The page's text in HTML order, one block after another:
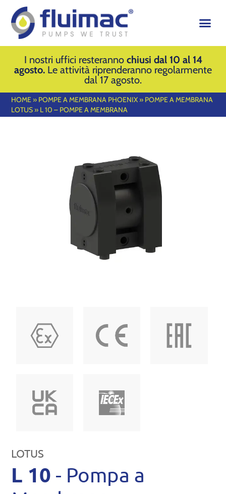
I nostri uffici resteranno chiusi dal 10 al 14
agosto. Le attività riprenderanno regolarmente
dal 17 agosto.
HOME » POMPE A MEMBRANA PHOENIX » POMPE A MEMBRANA
LOTUS » L 10 – POMPE A MEMBRANA
LOTUS
L 10 - Pompa a